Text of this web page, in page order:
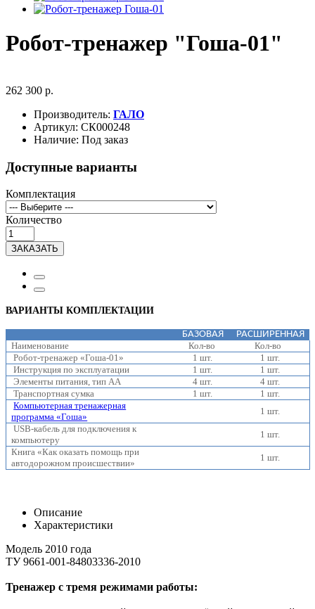
Робот-тренажер "Гоша-01"
262 300 р.
Производитель: ГАЛО
Артикул: СК000248
Наличие: Под заказ
Доступные варианты
Комплектация
Количество
ЗАКАЗАТЬ
ВАРИАНТЫ КОМПЛЕКТАЦИИ
БАЗОВАЯ
РАСШИРЕННАЯ
Наименование
Кол-во
Кол-во
Робот-тренажер «Гоша-01»
1 шт.
1 шт.
Инструкция по эксплуатации
1 шт.
1 шт.
Элементы питания, тип АА
4 шт.
4 шт.
Транспортная сумка
1 шт.
1 шт.
Компьютерная тренажерная
программа «Гоша»
1 шт.
USB-кабель для подключения к
компьютеру
1 шт.
Книга «Как оказать помощь при
автодорожном происшествии»
1 шт.
Описание
Характеристики
Модель 2010 года
ТУ 9661-001-84803336-2010
Тренажер с тремя режимами работы: